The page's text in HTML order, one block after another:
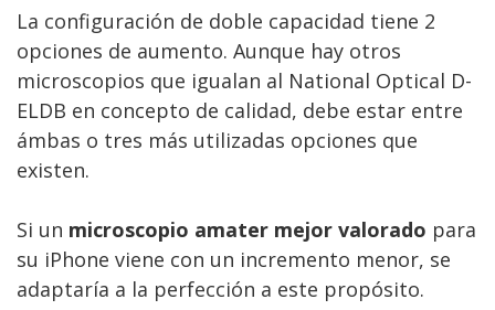
La configuración de doble capacidad tiene 2
opciones de aumento. Aunque hay otros
microscopios que igualan al National Optical D-
ELDB en concepto de calidad, debe estar entre
ámbas o tres más utilizadas opciones que
existen.
Si un microscopio amater mejor valorado para
su iPhone viene con un incremento menor, se
adaptaría a la perfección a este propósito.